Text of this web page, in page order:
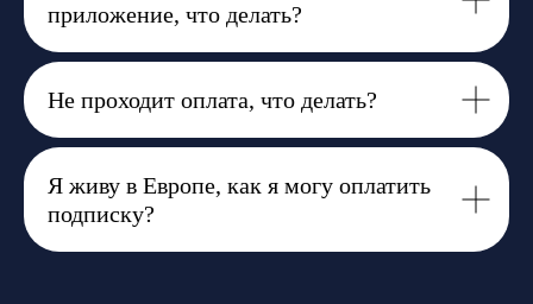
приложение, что делать?
Не проходит оплата, что делать?
Я живу в Европе, как я могу оплатить
подписку?